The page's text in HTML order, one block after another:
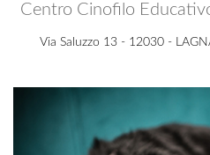
Centro Cinofilo
Via Saluzzo 13 - 12030 -